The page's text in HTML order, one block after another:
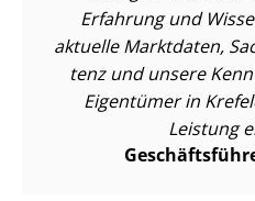
Erfahrung und
aktuelle Marktdaten,
tenz und unsere
Eigentümer in
Leistung